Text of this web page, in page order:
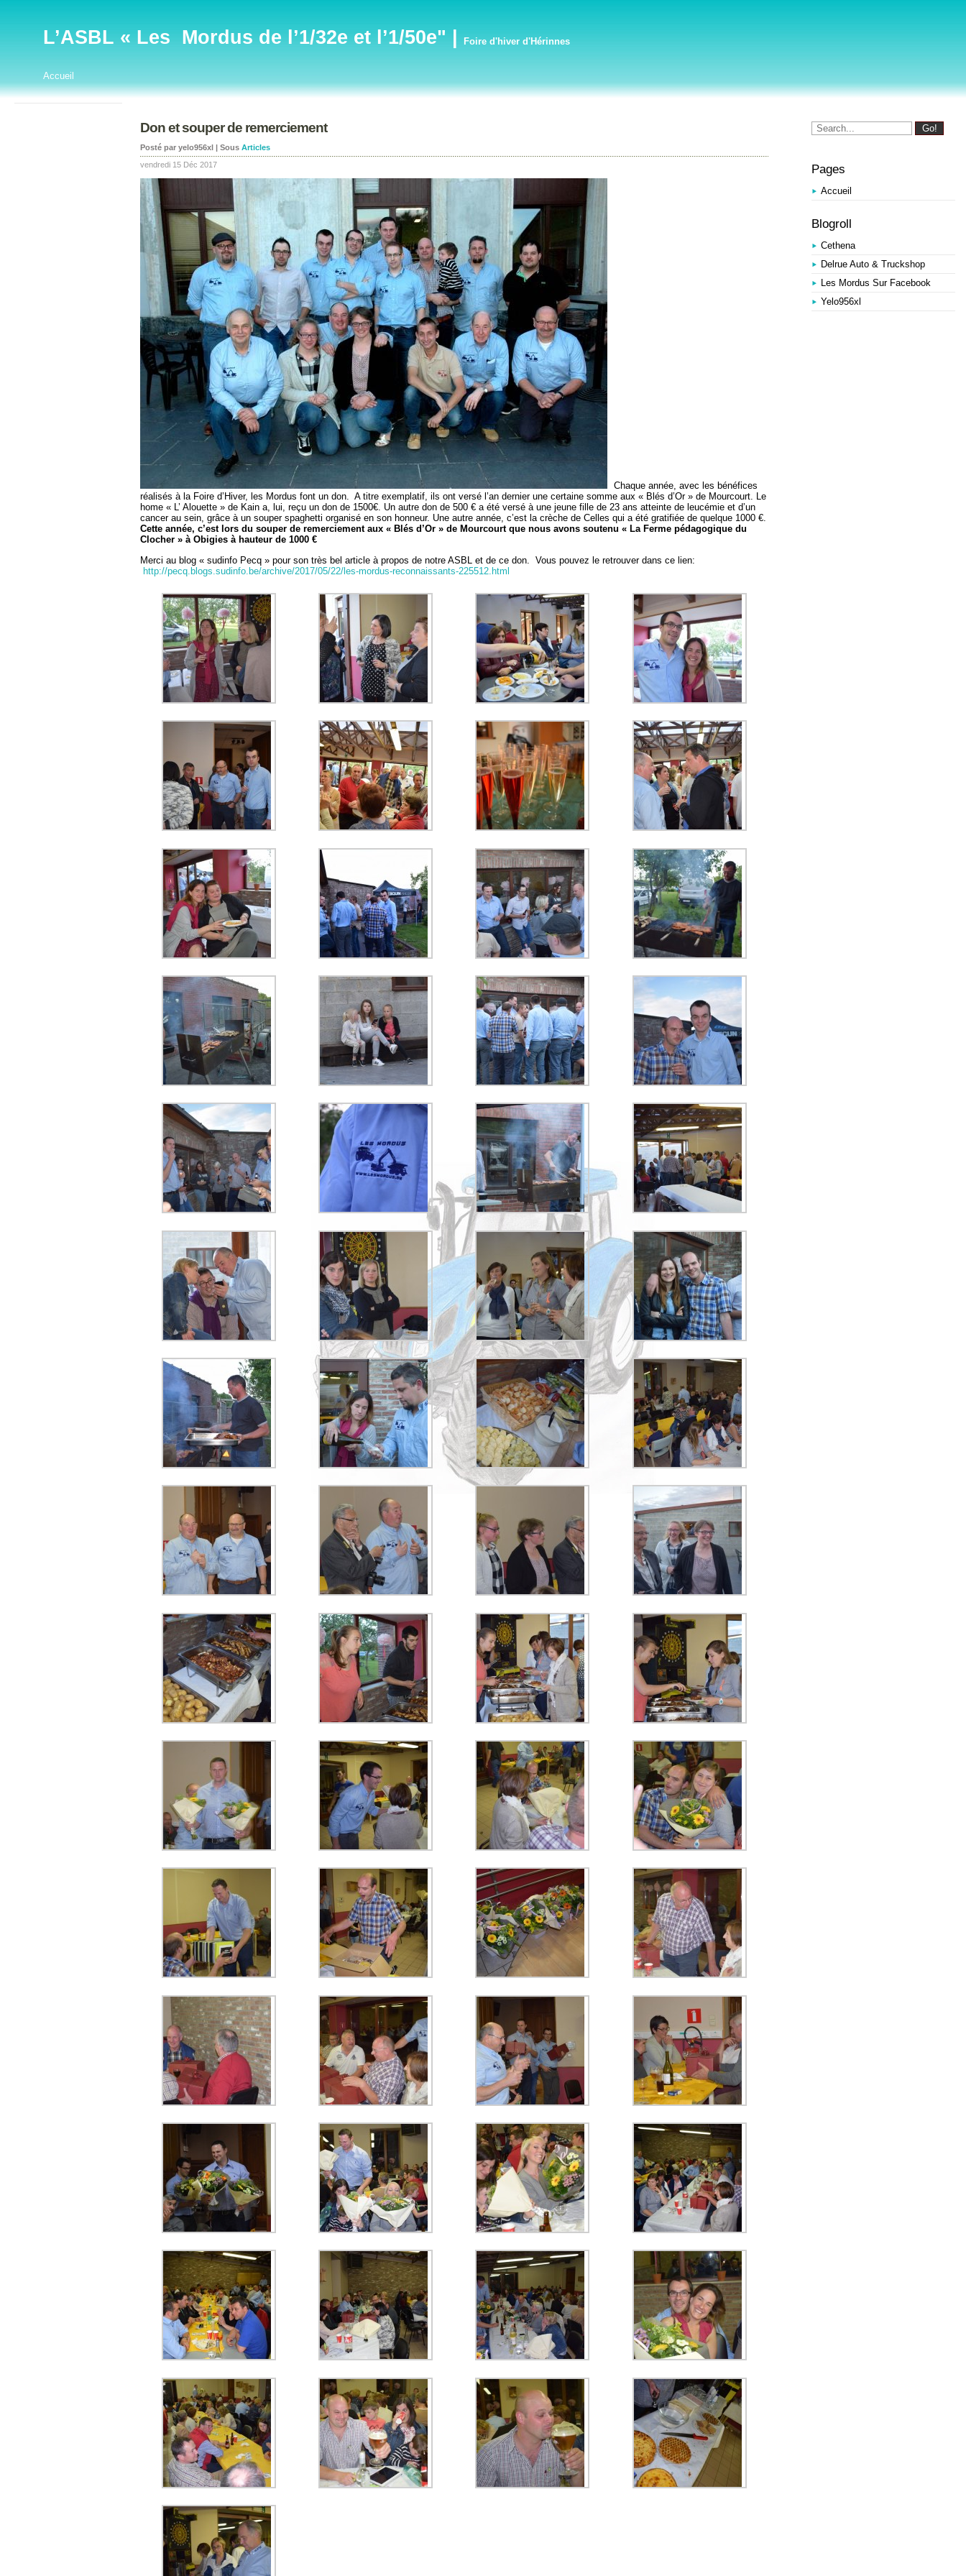
L’ASBL « Les Mordus de l’1/32e et l’1/50e" Foire d'hiver d'Hérinnes
Accueil
Don et souper de remerciement
Posté par yelo956xl | Sous Articles
vendredi 15 Déc 2017
Chaque année, avec les bénéfices
réalisés à la Foire d’Hiver, les Mordus font un don. A titre exemplatif, ils ont versé l’an dernier une certaine somme aux « Blés d’Or » de Mourcourt. Le
home « L’ Alouette » de Kain a, lui, reçu un don de 1500€. Un autre don de 500 € a été versé à une jeune fille de 23 ans atteinte de leucémie et d’un
cancer au sein, grâce à un souper spaghetti organisé en son honneur. Une autre année, c’est la crèche de Celles qui a été gratifiée de quelque 1000 €.
Cette année, c’est lors du souper de remerciement aux « Blés d’Or » de Mourcourt que nous avons soutenu « La Ferme pédagogique du
Clocher » à Obigies à hauteur de 1000 €
Merci au blog « sudinfo Pecq » pour son très bel article à propos de notre ASBL et de ce don. Vous pouvez le retrouver dans ce lien:
http://pecq.blogs.sudinfo.be/archive/2017/05/22/les-mordus-reconnaissants-225512.html
Pages
Accueil
Blogroll
Cethena
Delrue Auto & Truckshop
Les Mordus Sur Facebook
Yelo956xl